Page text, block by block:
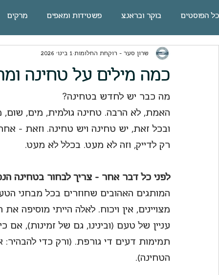
כל הפוסטים בוקר ובראנצ פשטידות ומאפים מרקים
פסטה אורז דגנים קטניות שוקולד מאפי שמרים |
פאי וטארט מאפינס ועוגות בחושות
לחיות את פורטו
כמה מילים על טחינה
שרון סער - רוקחת החלומות 1 בינו׳ 2026
מה כבר יש לחדש בטחינה?
האמת, לא הרבה. טחינה גולמית, מים, שום,
ובכל זאת, יש טחינה ויש טחינה. וזאת -
רק לדייק, וזה לא מעט. בכלל לא מעט.
לפני כל דבר אחר - צריך לבחור בטחינה
המותגים האהובים שחוזרים בכל מבחני
מצויינים, אין ויכוח. לאלה הייתי מוסיפה
עניין של טעם (ובינינו, גם של זמינות),
תמימות דעים די גורפת. (ורק כדי
הטחינה).